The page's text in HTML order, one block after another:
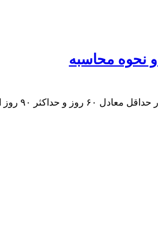
نحوه محاسبه
صورت جداگانه باید پرداخت شود.